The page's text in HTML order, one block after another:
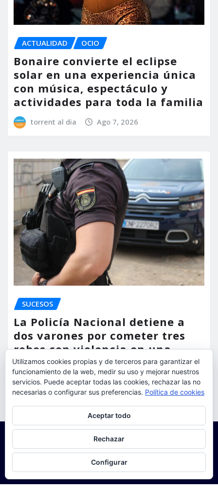
ACTUALIDAD OCIO
Bonaire convierte el eclipse
solar en una experiencia única
con música, espectáculo y
actividades para toda la familia
torrent al dia Ago 7, 2026
SUCESOS
La Policía Nacional detiene a
dos varones por cometer tres
robos con violencia en una
misma mañana
torrent al dia Ago 7, 2026
Utilizamos cookies propias y de terceros para garantizar el
funcionamiento de la web, medir su uso y mejorar nuestros
servicios. Puede aceptar todas las cookies, rechazar las no
necesarias o configurar sus preferencias. Política de cookies
Aceptar todo
Rechazar
Configurar
Para obtener más información, incluido cómo gestionar las cookies,